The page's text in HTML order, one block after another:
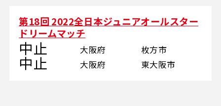
第18回 2022全日本ジュニアオールスター
ドリームマッチ
中止 大阪府 枚方市
中止 大阪府 東大阪市